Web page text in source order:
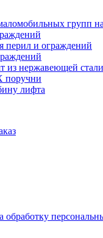
групп
перил и ограждений
из нержавеющей стали
поручни
лифта
обработку